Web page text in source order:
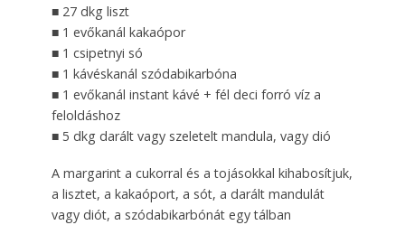
■ 27 dkg liszt
■ 1 evőkanál kakaópor
■ 1 csipetnyi só
■ 1 kávéskanál szódabikarbóna
■ 1 evőkanál instant kávé + fél deci forró víz a
feloldáshoz
■ 5 dkg darált vagy szeletelt mandula, vagy dió
A margarint a cukorral és a tojásokkal kihabosítjuk,
a lisztet, a kakaóport, a sót, a darált mandulát
vagy diót, a szódabikarbónát egy tálban